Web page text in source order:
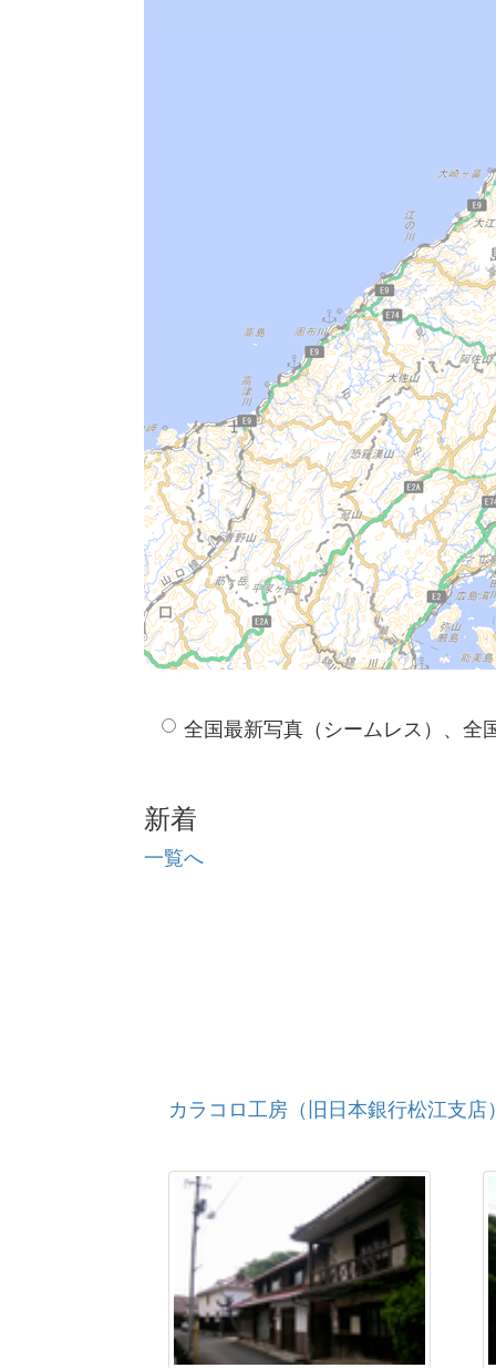
全国最新写真（シームレス）、全
新着
一覧へ
カラコロ工房（旧日本銀行松江支店